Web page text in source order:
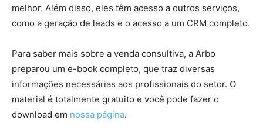
melhor. Além disso, eles têm acesso a outros serviços,
como a geração de leads e o acesso a um CRM completo.
Para saber mais sobre a venda consultiva, a Arbo
preparou um e-book completo, que traz diversas
informações necessárias aos profissionais do setor. O
material é totalmente gratuito e você pode fazer o
download em nossa página.